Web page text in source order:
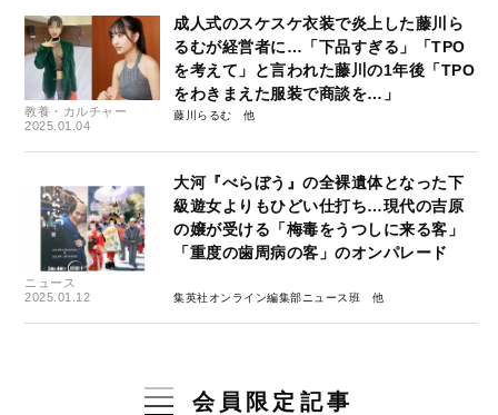
教養・カルチャー
2025.01.04
成人式のスケスケ衣装で炎上した藤川ら
るむが経営者に…「下品すぎる」「TPO
を考えて」と言われた藤川の1年後「TPO
をわきまえた服装で商談を…」
藤川らるむ
ニュース
2025.01.12
大河『べらぼう』の全裸遺体となった下
級遊女よりもひどい仕打ち…現代の吉原
の嬢が受ける「梅毒をうつしに来る客」
「重度の歯周病の客」のオンパレード
集英社オンライン編集部ニュース班
会員限定記事